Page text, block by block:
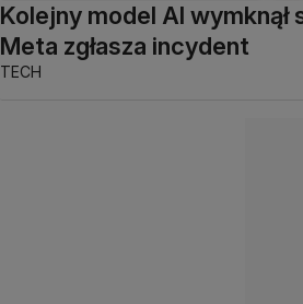
Kolejny model AI wymknął
Meta zgłasza incydent
TECH